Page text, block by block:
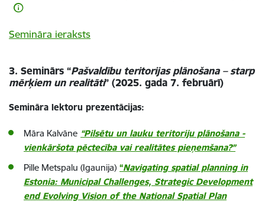
Semināra ieraksts
3. Seminārs “Pašvaldību teritorijas plānošana – starp
mērķiem un realitāti” (2025. gada 7. februārī)
Semināra lektoru prezentācijas:
Māra Kalvāne “Pilsētu un lauku teritoriju plānošana -
vienkāršota pēctecība vai realitātes pieņemšana?”
Pille Metspalu (Igaunija) “Navigating spatial planning in
Estonia: Municipal Challenges, Strategic Development
end Evolving Vision of the National Spatial Plan